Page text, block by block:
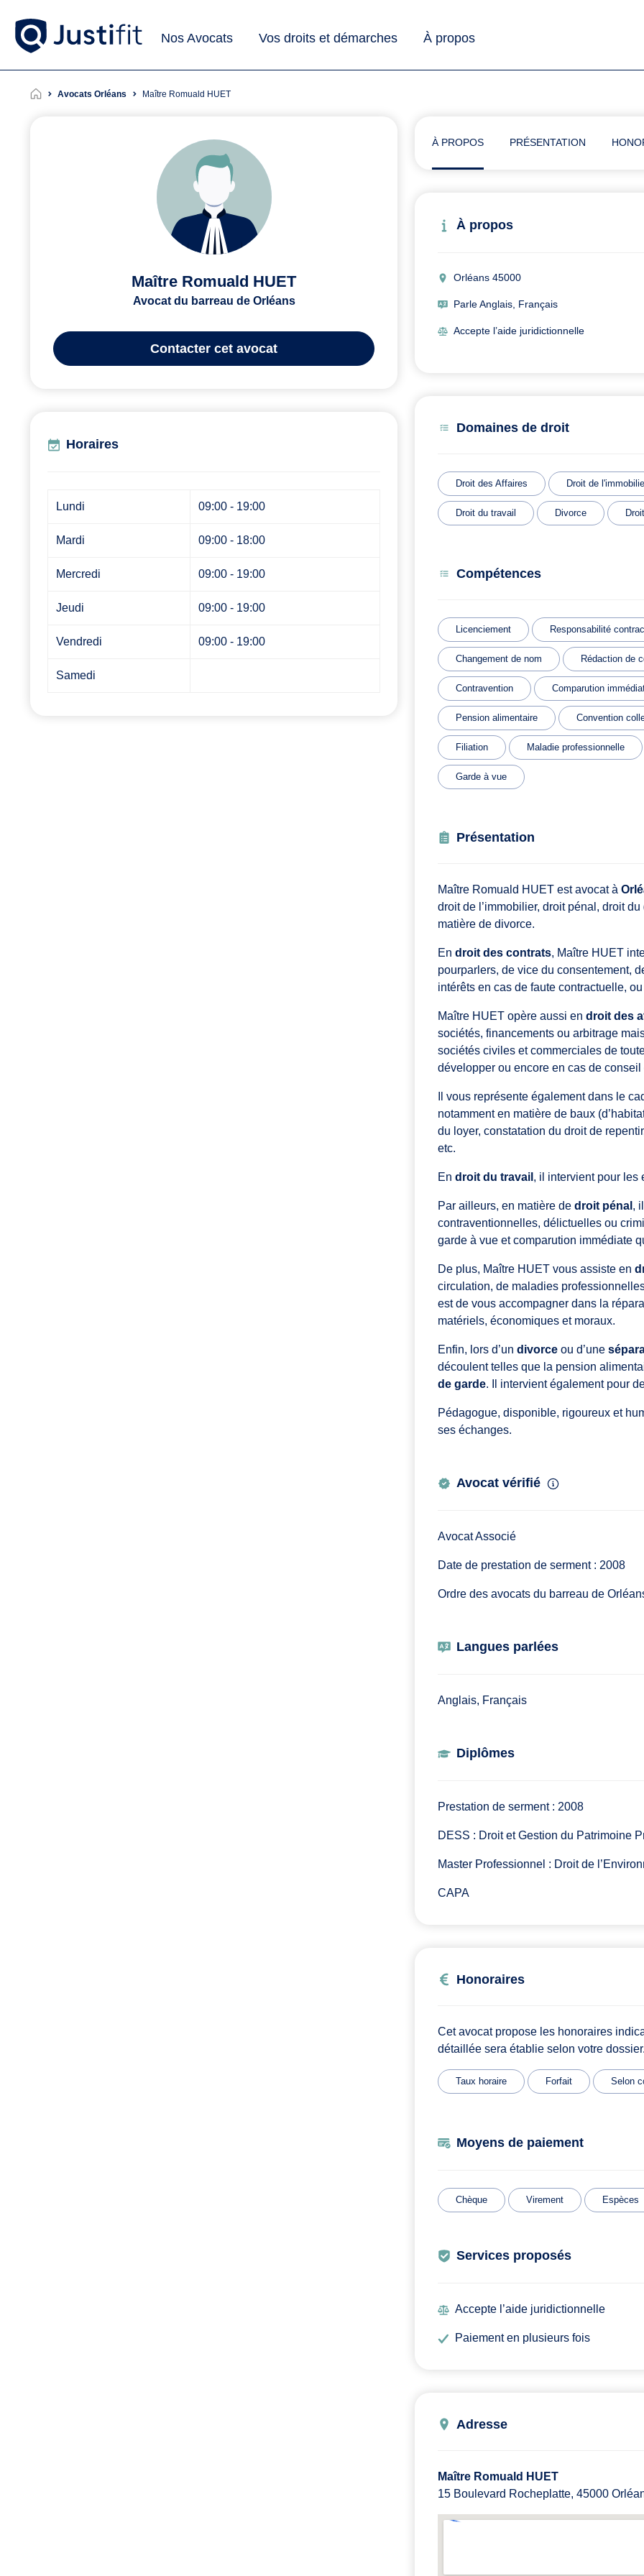
Nos Avocats Vos droits et démarches À propos
Avocats Orléans Maître Romuald HUET
Maître Romuald HUET
Avocat du barreau de Orléans
Contacter cet avocat
Horaires
Lundi 09:00 - 19:00
Mardi 09:00 - 18:00
Mercredi 09:00 - 19:00
Jeudi 09:00 - 19:00
Vendredi 09:00 - 19:00
Samedi
À PROPOS PRÉSENTATION
À propos
Orléans 45000
Parle Anglais, Français
Accepte l’aide juridictionnelle
Domaines de droit
Droit des Affaires Droit de
Droit du travail Divorce
Compétences
Licenciement Responsabilité
Changement de nom Rédaction de
Contravention Comparution
Pension alimentaire Convention
Filiation Maladie professionnelle
Garde à vue
Présentation
Maître Romuald HUET est avocat à
droit de l’immobilier, droit pénal, droit
matière de divorce.
En droit des contrats, Maître HUET
pourparlers, de vice du consentement,
intérêts en cas de faute contractuelle,
Maître HUET opère aussi en droit des
sociétés, financements ou arbitrage
sociétés civiles et commerciales de
développer ou encore en cas de
Il vous représente également dans le
notamment en matière de baux
du loyer, constatation du droit de
etc.
En droit du travail , il intervient pour les
Par ailleurs, en matière de droit pénal ,
contraventionnelles, délictuelles ou
garde à vue et comparution immédiate
De plus, Maître HUET vous assiste en
circulation, de maladies
est de vous accompagner dans la
matériels, économiques et moraux.
Enfin, lors d’un divorce ou d’une
découlent telles que la pension
de garde. Il intervient également pour
Pédagogue, disponible, rigoureux et
ses échanges.
Avocat vérifié
Avocat Associé
Date de prestation de serment : 2008
Ordre des avocats du barreau de
Langues parlées
Anglais, Français
Diplômes
Prestation de serment : 2008
DESS : Droit et Gestion du Patrimoine
Master Professionnel : Droit de
CAPA
Honoraires
Cet avocat propose les honoraires
détaillée sera établie selon votre dossier.
Taux horaire Forfait Selon
Moyens de paiement
Chèque Virement Espèces
Services proposés
Accepte l’aide juridictionnelle
Paiement en plusieurs fois
Adresse
Maître Romuald HUET
15 Boulevard Rocheplatte, 45000